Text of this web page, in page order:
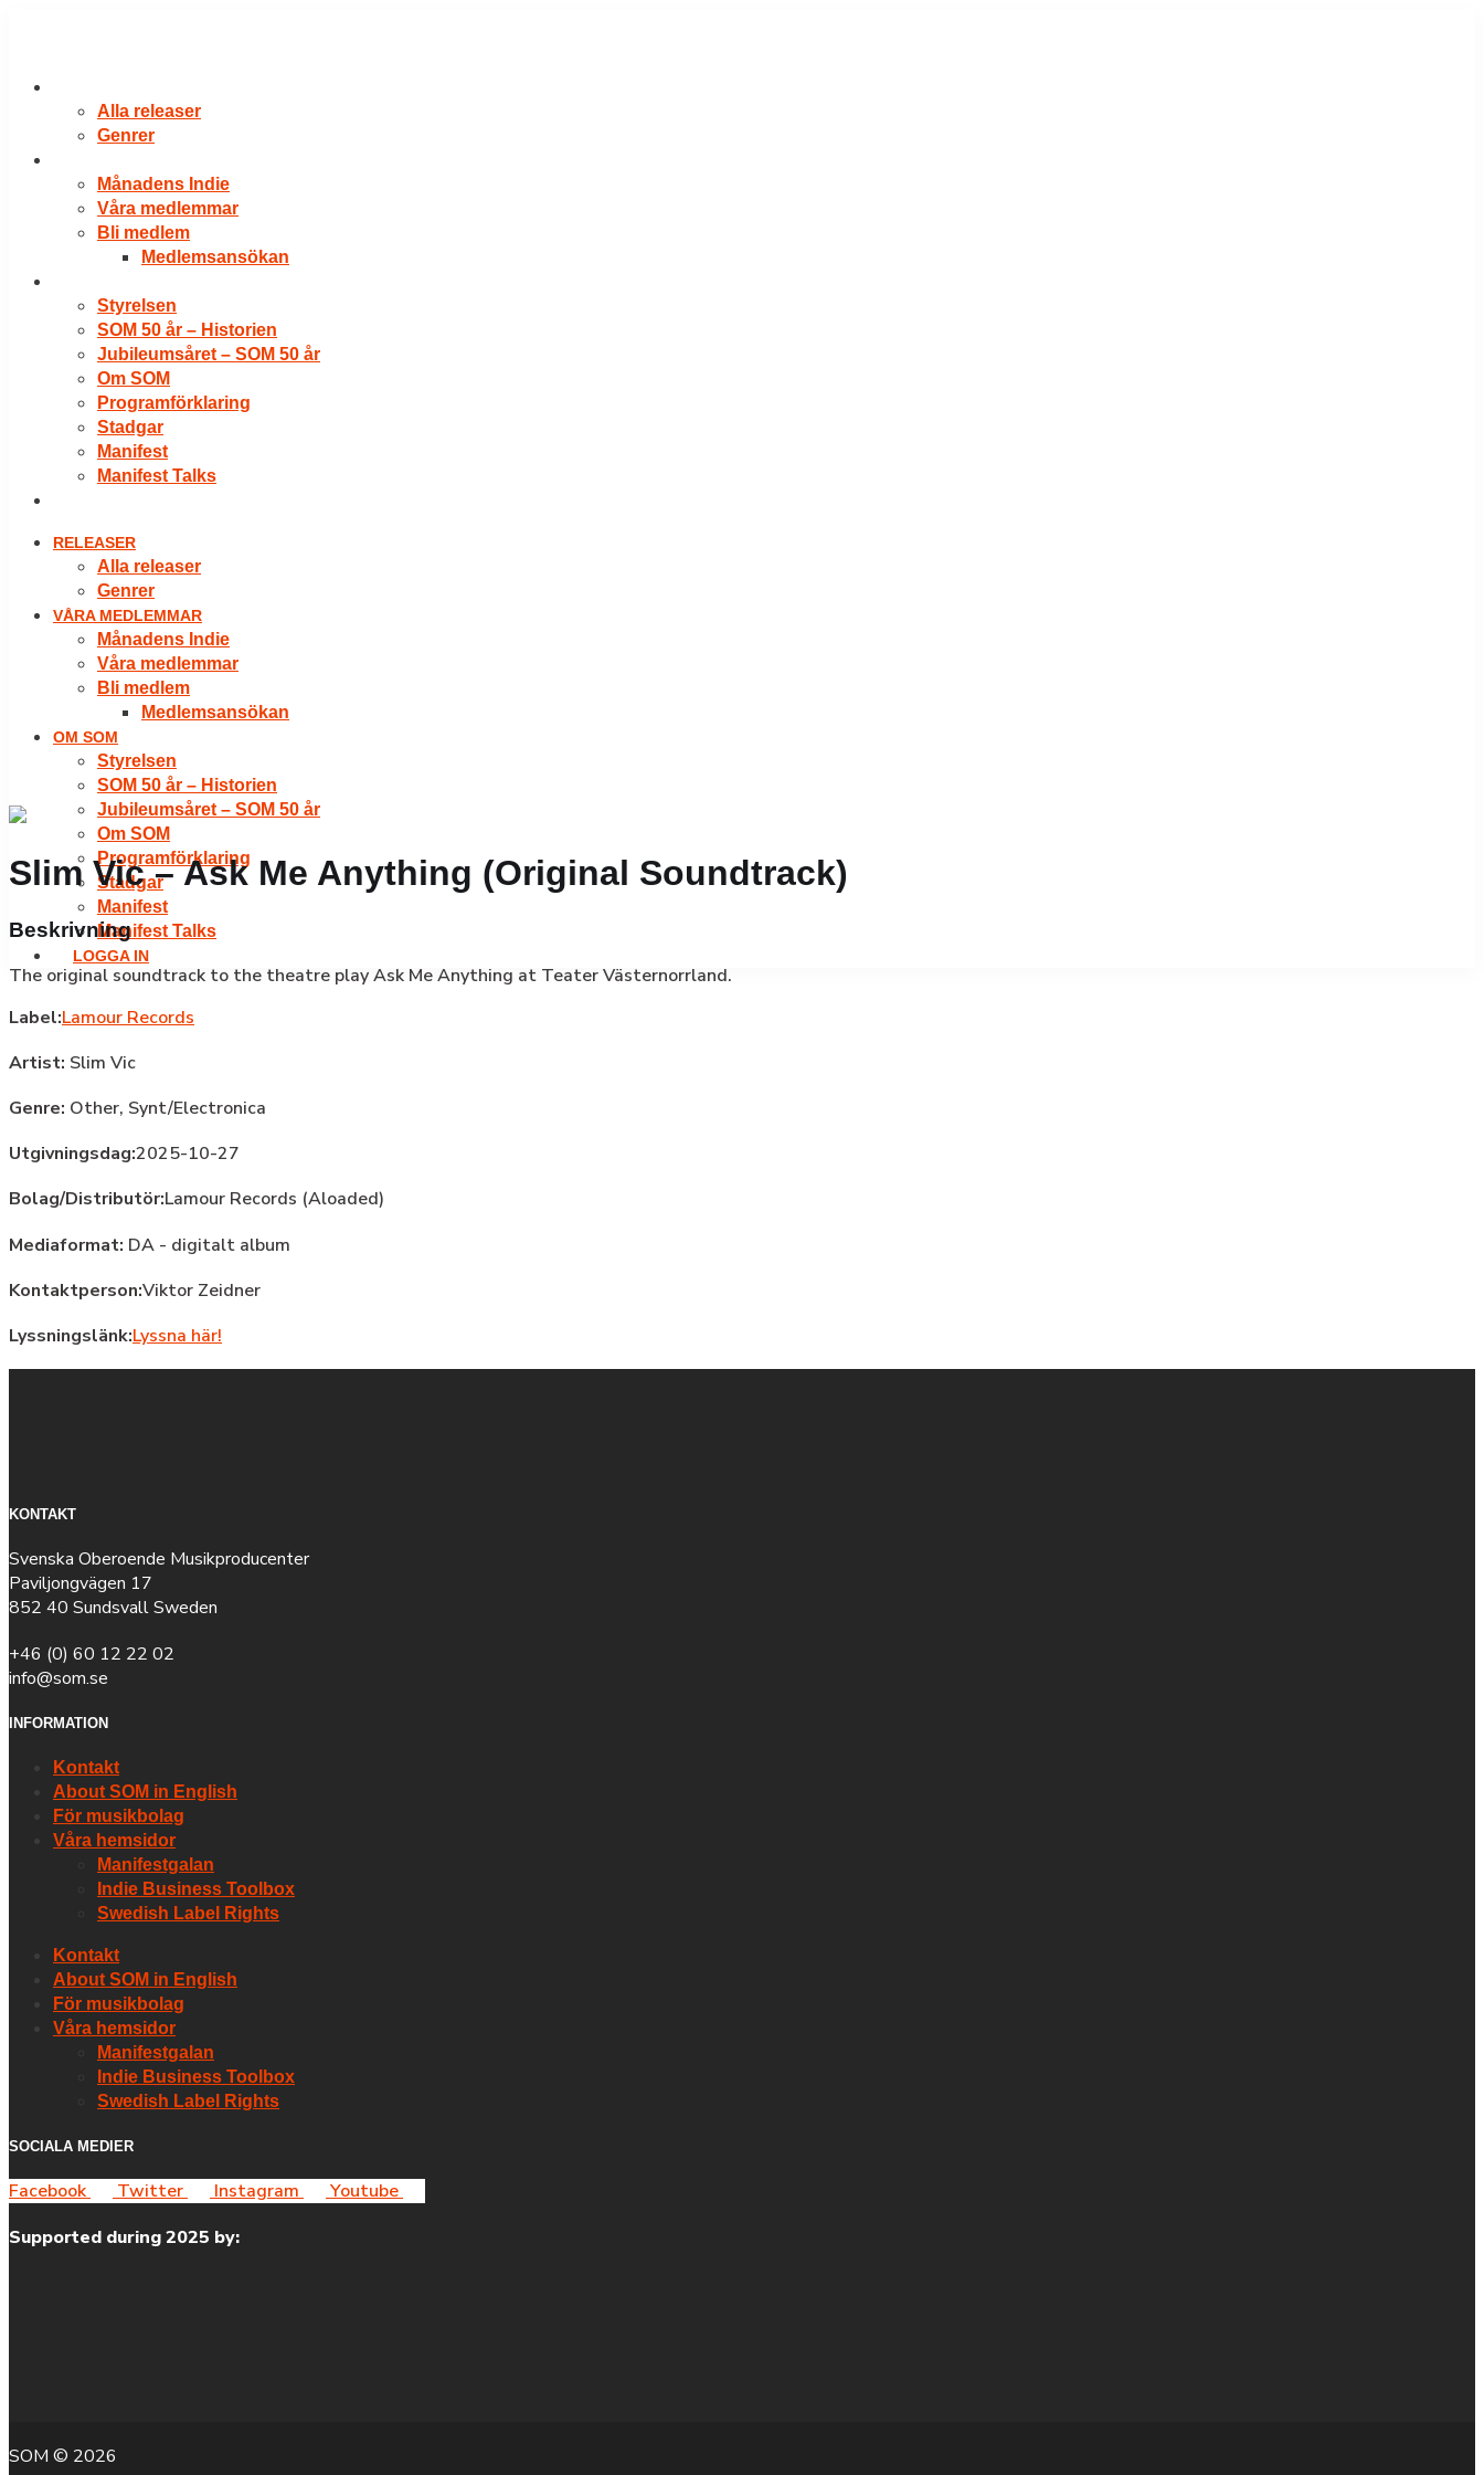
Alla releaser
Genrer
Månadens Indie
Våra medlemmar
Bli medlem
Medlemsansökan
Styrelsen
SOM 50 år – Historien
Jubileumsåret – SOM 50 år
Om SOM
Programförklaring
Stadgar
Manifest
Manifest Talks
RELEASER
Alla releaser
Genrer
VÅRA MEDLEMMAR
Månadens Indie
Våra medlemmar
Bli medlem
Medlemsansökan
OM SOM
Styrelsen
SOM 50 år – Historien
Jubileumsåret – SOM 50 år
Om SOM
Programförklaring
Stadgar
Manifest
Manifest Talks
LOGGA IN
Slim Vic – Ask Me Anything (Original Soundtrack)
Beskrivning
The original soundtrack to the theatre play Ask Me Anything at Teater Västernorrland.
Label:Lamour Records
Artist: Slim Vic
Genre: Other, Synt/Electronica
Utgivningsdag:2025-10-27
Bolag/Distributör:Lamour Records (Aloaded)
Mediaformat: DA - digitalt album
Kontaktperson:Viktor Zeidner
Lyssningslänk:Lyssna här!
KONTAKT
Svenska Oberoende Musikproducenter
Paviljongvägen 17
852 40 Sundsvall Sweden
+46 (0) 60 12 22 02
info@som.se
INFORMATION
Kontakt
About SOM in English
För musikbolag
Våra hemsidor
Manifestgalan
Indie Business Toolbox
Swedish Label Rights
Kontakt
About SOM in English
För musikbolag
Våra hemsidor
Manifestgalan
Indie Business Toolbox
Swedish Label Rights
SOCIALA MEDIER
Facebook Twitter Instagram
Youtube
Supported during 2025 by:
SOM © 2026